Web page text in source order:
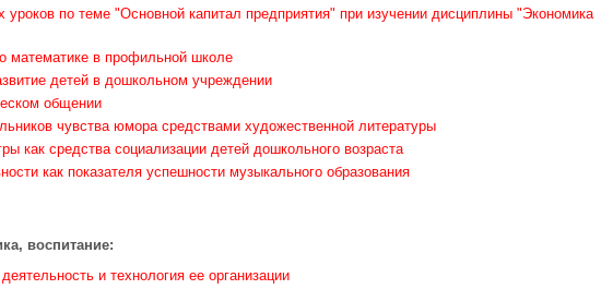
по теме "Основной капитал предприятия" при изучении дисциплины "Экономика
математике в профильной школе
детей в дошкольном учреждении
общении
чувства юмора средствами художественной литературы
как средства социализации детей дошкольного возраста
как показателя успешности музыкального образования
воспитание:
и технология ее организации